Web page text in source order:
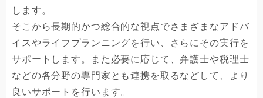
します。
そこから長期的かつ総合的な視点でさまざまなアドバ
イスやライフプランニングを行い、さらにその実行を
サポートします。また必要に応じて、弁護士や税理士
などの各分野の専門家とも連携を取るなどして、より
良いサポートを行います。